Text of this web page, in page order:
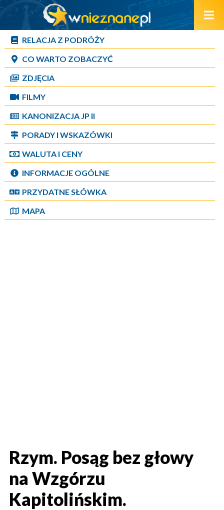
RELACJA Z PODRÓŻY
CO WARTO ZOBACZYĆ
ZDJĘCIA
FILMY
KANONIZACJA JP II
PORADY I WSKAZÓWKI
WALUTA I CENY
INFORMACJE OGÓLNE
PRZYDATNE SŁÓWKA
MAPA
Rzym. Posąg bez głowy
na Wzgórzu
Kapitolińskim.